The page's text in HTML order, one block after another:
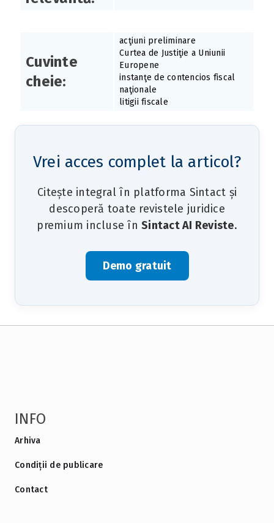
Cuvinte
cheie:
acţiuni preliminare
Curtea de Justiţie a Uniunii
Europene
instanţe de contencios fiscal
naţionale
litigii fiscale
Vrei acces complet la articol?
Citește integral în platforma Sintact și
descoperă toate revistele juridice
premium incluse în Sintact AI Reviste.
Demo gratuit
INFO
Arhiva
Condiții de publicare
Contact